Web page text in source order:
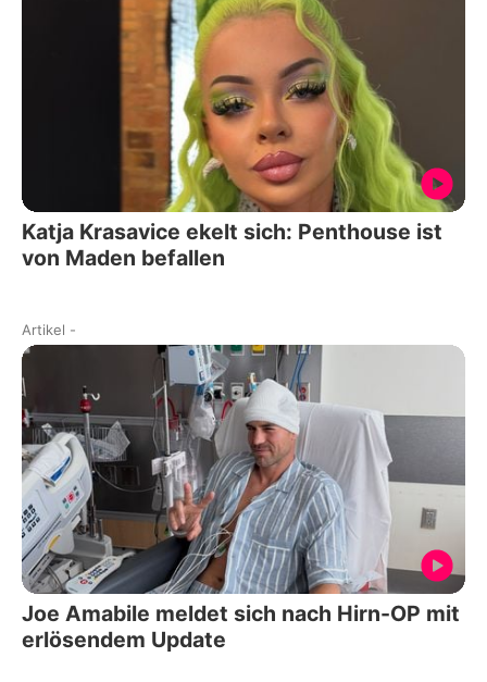
Katja Krasavice ekelt sich: Penthouse ist
von Maden befallen
Artikel -
Joe Amabile meldet sich nach Hirn-OP mit
erlösendem Update